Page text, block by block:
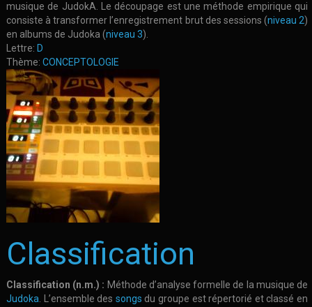
musique de JudokA. Le découpage est une méthode empirique qui
consiste à transformer l’enregistrement brut des sessions (niveau 2)
en albums de Judoka (niveau 3).
Lettre: D
Thème: CONCEPTOLOGIE
Classification
Classification (n.m.) : Méthode d’analyse formelle de la musique de
Judoka . L’ensemble des songs du groupe est répertorié et classé en